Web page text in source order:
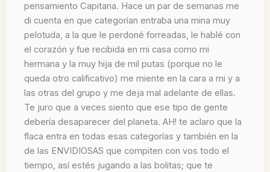
pensamiento Capitana. Hace un par de semanas me
di cuenta en que categorían entraba una mina muy
pelotuda, a la que le perdoné forreadas, le hablé con
el corazón y fue recibida en mi casa como mi
hermana y la muy hija de mil putas (porque no le
queda otro calificativo) me miente en la cara a mi y a
las otras del grupo y me deja mal adelante de ellas.
Te juro que a veces siento que ese tipo de gente
debería desaparecer del planeta. AH! te aclaro que la
flaca entra en todas esas categorías y también en la
de las ENVIDIOSAS que compiten con vos todo el
tiempo, así estés jugando a las bolitas; que te